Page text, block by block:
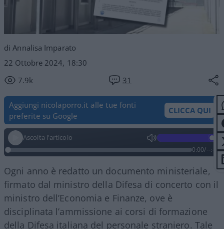
di Annalisa Imparato
22 Ottobre 2024, 18:30
7.9k
31
Aggiungi nicolaporro.it alle tue fonti
preferite su Google
CLICCA QUI
Ascolta l'articolo
0:00/--:--
Ogni anno è redatto un documento ministeriale,
firmato dal ministro della Difesa di concerto con il
ministro dell’Economia e Finanze, ove è
disciplinata l’ammissione ai corsi di formazione
della Difesa italiana del personale straniero. Tale